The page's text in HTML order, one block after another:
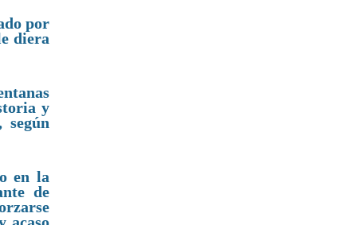
por
diera
y
en la
de